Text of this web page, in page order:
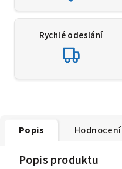
Rychlé odeslání
Popis Hodnocení
Popis produktu